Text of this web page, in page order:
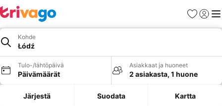
Suosikit
Kohde
Łódź
Tulo-/lähtöpäivä
Päivämäärät
Asiakkaat ja huoneet
2 asiakasta, 1 huone
Järjestä Suodata Kartta